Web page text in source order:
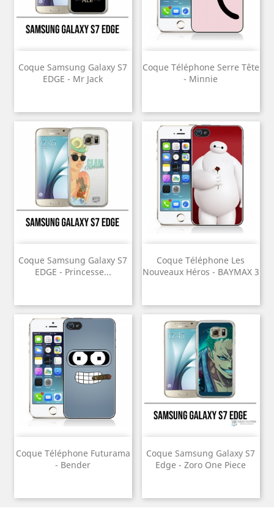
Coque Samsung Galaxy S7
EDGE - Mr Jack
Coque Téléphone Serre Tête
- Minnie
Coque Samsung Galaxy S7
EDGE - Princesse...
Coque Téléphone Les
Nouveaux Héros - BAYMAX 3
Coque Téléphone Futurama
- Bender
Coque Samsung Galaxy S7
Edge - Zoro One Piece